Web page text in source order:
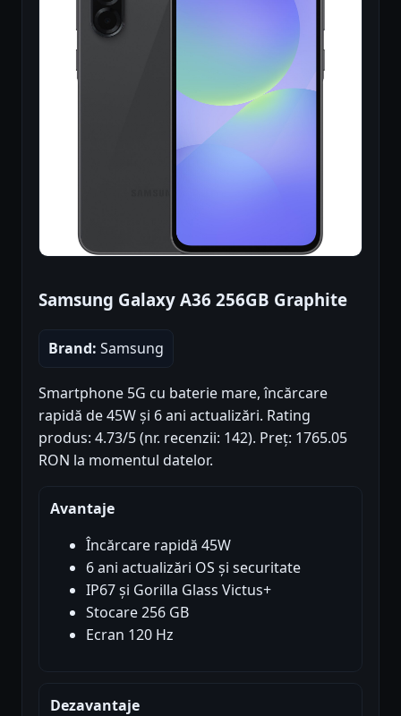
Samsung Galaxy A36 256GB Graphite
Brand: Samsung
Smartphone 5G cu baterie mare, încărcare
rapidă de 45W și 6 ani actualizări. Rating
produs: 4.73/5 (nr. recenzii: 142). Preț: 1765.05
RON la momentul datelor.
Avantaje
Încărcare rapidă 45W
6 ani actualizări OS și securitate
IP67 și Gorilla Glass Victus+
Stocare 256 GB
Ecran 120 Hz
Dezavantaje